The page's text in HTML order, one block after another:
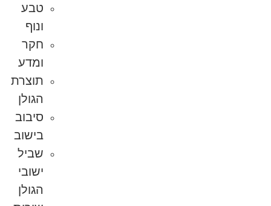
טבע
חקר
ומדע
תוצרת
הגולן
סיבוב
בישוב
שביל
ישובי
הגולן